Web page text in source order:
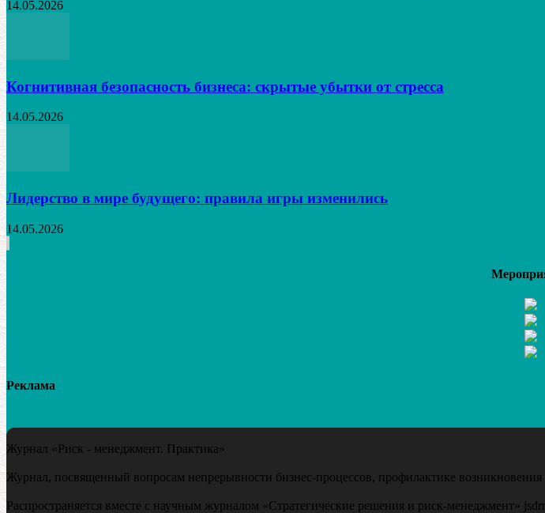
14.05.2026
Когнитивная безопасность бизнеса: скрытые убытки от стресса
14.05.2026
Лидерство в мире будущего: правила игры изменились
14.05.2026
Реклама
Журнал «Риск - менеджмент. Практика»
Журнал, посвященный вопросам непрерывности бизнес-процессов, профилактике
Распространяется вместе с научным журналом «Стратегические решения и риск-менеджмент»